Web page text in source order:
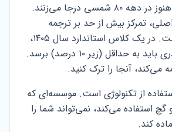
برخی آموزشگاه‌ها هنوز در دهه ۸۰ شمسی درجا می‌زنند.
تمرکز بیش از حد بر ترجمه
فارسی در کلاس است. در یک کلاس استاندارد سال ۱۴۰۵،
استفاده از زبان مادری باید به حداقل (زیر ۱۰ درصد) برسد.
می‌کند، آنجا را ترک کنید.
از تکنولوژی است. موسسه‌ای که
گچ استفاده می‌کند، نمی‌تواند شما را
کند.